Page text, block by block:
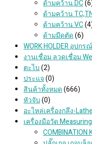
ด้ามคว้าน DC
ด้ามคว้าน
ด้ามคว้าน VC
ด้ามมีดตัด(6)
WORK HOLDER อุปก
งานเชื่อม ลวดเชื่อม
ตะไบ(2)
ประแจ(0)
สินค้าทั้งหมด(666)
หัวจับ(0)
อะไหล่เครื่องกลึง-
เครื่องมือวัด
COMBINATION